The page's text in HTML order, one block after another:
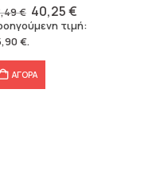
€ Original
price
was:
40,25€Η
τρέχουσα
τιμή
τιμή:
€.
ΑΓΟΡΑ